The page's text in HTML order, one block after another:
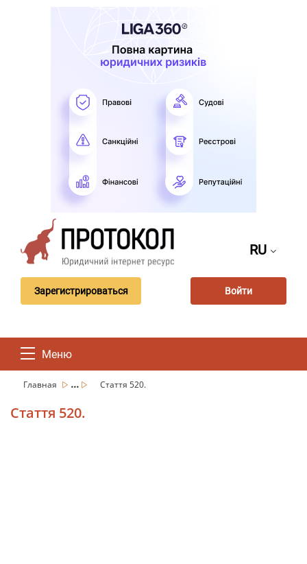
RU
Зарегистрироваться Войти
Меню
Главная ... Стаття 520.
Стаття 520.